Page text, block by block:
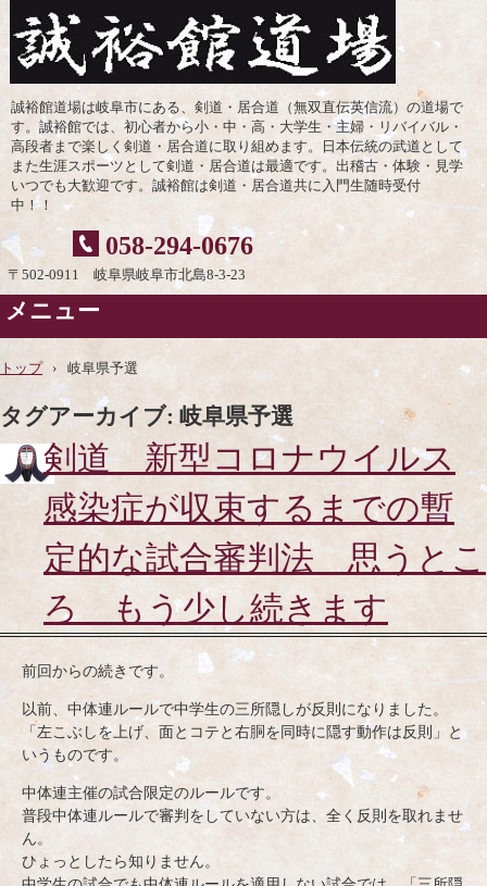
誠裕館道場は岐阜市にある、剣道・居合道（無双直伝英信流）の道場で
す。誠裕館では、初心者から小・中・高・大学生・主婦・リバイバル・
高段者まで楽しく剣道・居合道に取り組めます。日本伝統の武道として
また生涯スポーツとして剣道・居合道は最適です。出稽古・体験・見学
いつでも大歓迎です。誠裕館は剣道・居合道共に入門生随時受付
中！！
058-294-0676
〒502-0911 岐阜県岐阜市北島8-3-23
メニュー
コ
テ
ツ
キ
トップ › 岐阜県予選
タグアーカイブ: 岐阜県予選
剣道 新型コロナウイルス
感染症が収束するまでの暫
定的な試合審判法 思うとこ
ろ もう少し続きます
前回からの続きです。
以前、中体連ルールで中学生の三所隠しが反則になりました。
「左こぶしを上げ、面とコテと右胴を同時に隠す動作は反則」と
いうものです。
中体連主催の試合限定のルールです。
普段中体連ルールで審判をしていない方は、全く反則を取れませ
ん。
ひょっとしたら知りません。